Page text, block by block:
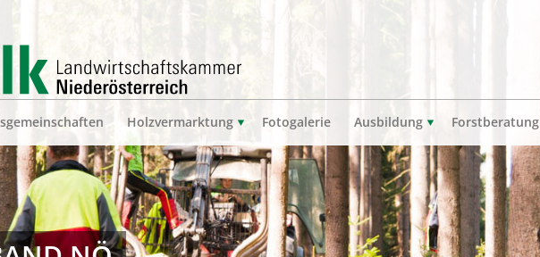
Holzvermarktung Fotogalerie Ausbildung Forstberatung